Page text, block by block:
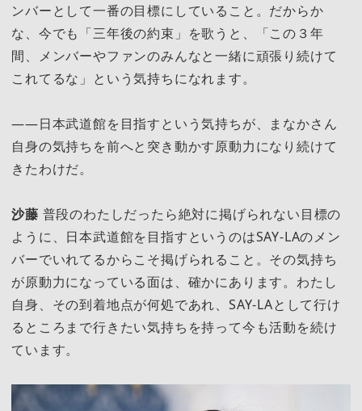
ンバーとして一番の目標にしていること。だからか
な、今でも「三年後の約束」を歌うと、「この３年
間、メンバーやファンのみんなと一緒に頑張り続けて
これてるな」という気持ちになれます。
――日本武道館を目指すという気持ちが、まなかさん
自身の気持ちを前へと突き動かす原動力になり続けて
きたわけだ。
沙藤 普段のわたしだったら絶対に掲げられない目標の
ように、日本武道館を目指すというのはSAY-LAのメン
バーでいれてるからこそ掲げられること。その気持ち
が原動力になっている面は、確かにあります。わたし
自身、その到着地点が何処であれ、SAY-LAとして行け
るところまで行きたい気持ちを持って今も活動を続け
ています。